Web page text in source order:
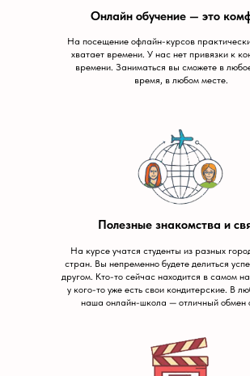
На посещение офлайн-курсов
хватает времени. У нас нет привязки к
времени. Заниматься вы сможете в
время, в любом месте.
Онлайн обучение — это
На курсе учатся студенты из разных
стран. Вы непременно будете делиться
другом. Кто-то сейчас находится в самом
у кого-то уже есть свои кондитерские. В
наша онлайн-школа — отличный обмен
Полезные знакомства и